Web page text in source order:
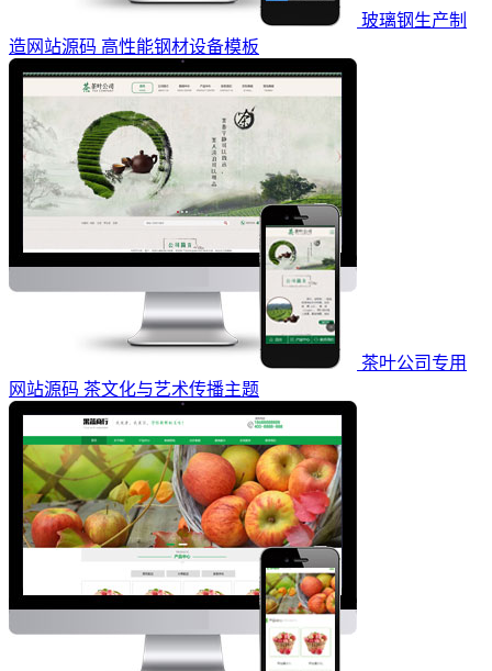
玻璃钢生产制
造网站源码 高性能钢材设备模板
茶叶公司专用
网站源码 茶文化与艺术传播主题